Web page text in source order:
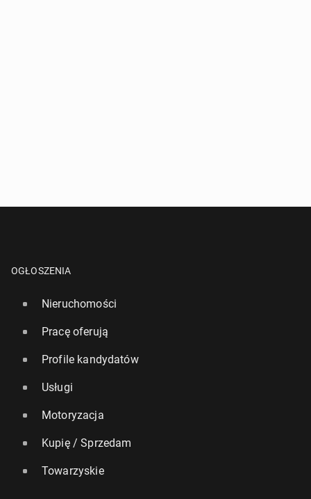
OGŁOSZENIA
Nieruchomości
Pracę oferują
Profile kandydatów
Usługi
Motoryzacja
Kupię / Sprzedam
Towarzyskie